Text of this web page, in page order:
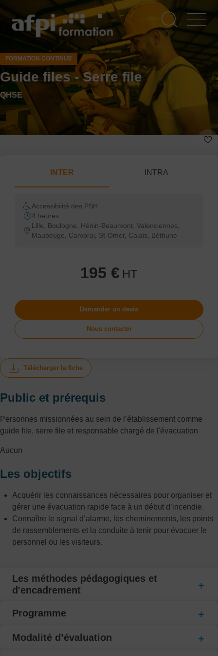
contenu
FORMATION CONTINUE
Guide files - Serre file
QHSE
Télécharger la fiche
Public et prérequis
Personnes missionnées au sein de l’établissement comme
guide file, serre file et responsable chargé de l'évacuation
Aucun
Les objectifs
Acquérir les connaissances nécessaires pour organiser et
gérer une évacuation rapide face à un début d’incendie.
Connaître le signal d’alarme, les cheminements, les points
de rassemblements et la conduite à tenir pour évacuer le
personnel ou les visiteurs.
Les méthodes pédagogiques et
d'encadrement
Programme
Modalité d’évaluation
INTER INTRA
Accessibilité des PSH
4 heures
Lille, Boulogne, Hénin-Beaumont, Valenciennes,
Maubeuge, Cambrai, St-Omer, Calais, Béthune
195 € HT
Demander un devis
Nous contacter